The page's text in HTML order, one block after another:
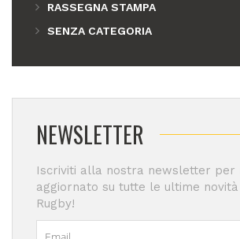
RASSEGNA STAMPA
SENZA CATEGORIA
NEWSLETTER
Iscriviti alla nostra newsletter per
aggiornato su tutte le ultime
Rugby!